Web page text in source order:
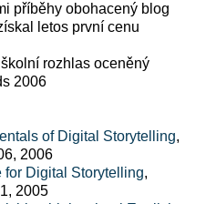
příběhy obohacený blog
letos první cenu
rozhlas oceněný
2006
of Digital Storytelling,
2006
for Digital Storytelling,
2005